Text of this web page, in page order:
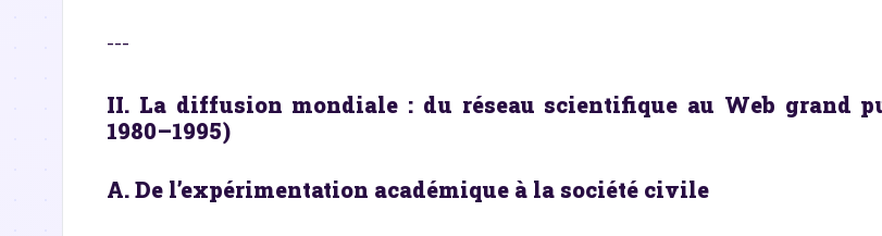
---
II. La diffusion mondiale : du réseau scientifique au Web grand
1980–1995)
A. De l’expérimentation académique à la société civile